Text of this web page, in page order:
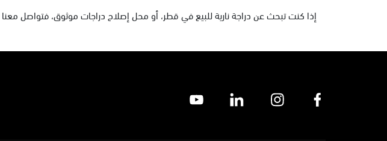
إذا كنت تبحث عن دراجة نارية للبيع في قطر، أو محل إصلاح دراجات موثوق، فتواصل معنا